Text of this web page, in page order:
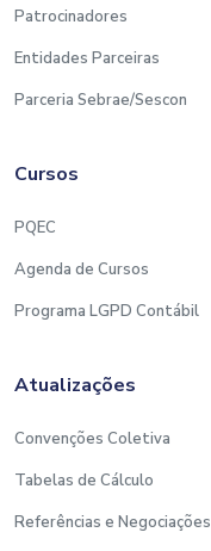
Patrocinadores
Entidades Parceiras
Parceria Sebrae/Sescon
Cursos
PQEC
Agenda de Cursos
Programa LGPD Contábil
Atualizações
Convenções Coletiva
Tabelas de Cálculo
Referências e Negociações